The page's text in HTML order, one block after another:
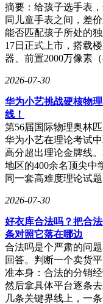
摘要：给孩子选手表
同儿童手表之间，差
能否匹配孩子所处的
17日正式上市，搭载
器、前置2000万像素
2026-07-30
华为小艺挑战硬核物
线！
第56届国际物理奥林
华为小艺在理论考试
高分超出理论金牌线
地区的400余名顶尖中
同一套高难度理论试
2026-07-30
好衣库合法吗？把合
条对照它落在哪边
合法吗是个严肃的问
回答。判断一个卖货
准本身：合法的分销
然后拿具体平台逐条
几条关键界线上，一